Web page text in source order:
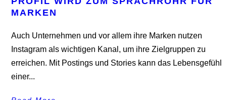
MARKEN
Auch Unternehmen und vor allem ihre Marken nutzen
Instagram als wichtigen Kanal, um ihre Zielgruppen zu
erreichen. Mit Postings und Stories kann das Lebensgefühl
einer...